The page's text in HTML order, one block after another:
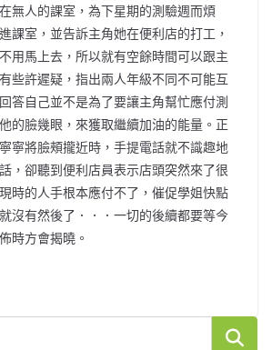
無人的課室，為下星期的測驗週而煩
課室，並告訴主角她在便利店的打工，
用馬上去，所以就有空餘時間可以跟主
些許遲疑，指出兩人年級不同不可能互
答自己並不是為了要讓主角幫忙應付測
的臉幾眼，來獲取繼續加油的能量。正
寧將臉頰攏近時，手提電話就不識趣地
，卻聽到便利店員表示店頭突然來了很
時的人手根本應付不了，催促學姐快點
沒有然後了．．．一切的後續都要等今
時方會揭曉。